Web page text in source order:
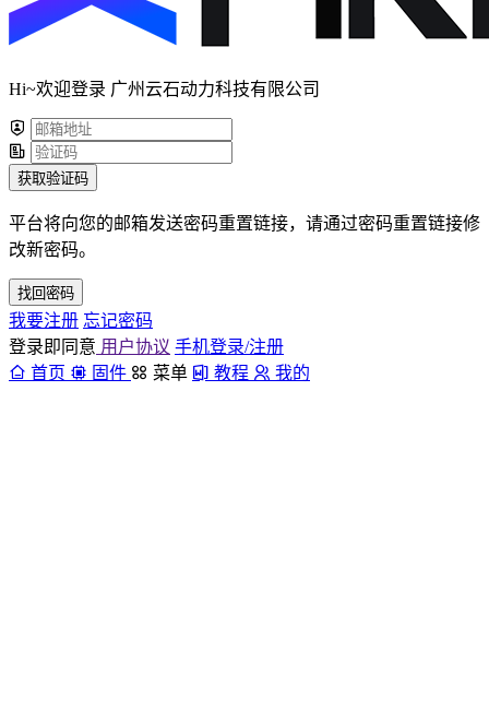
Hi~欢迎登录 广州云石动力科技有限公司
获取验证码
平台将向您的邮箱发送密码重置链接，请通过密码重置链接修
改新密码。
找回密码
我要注册 忘记密码
登录即同意 用户协议 手机登录/注册
首页
固件 菜单 教程 我的